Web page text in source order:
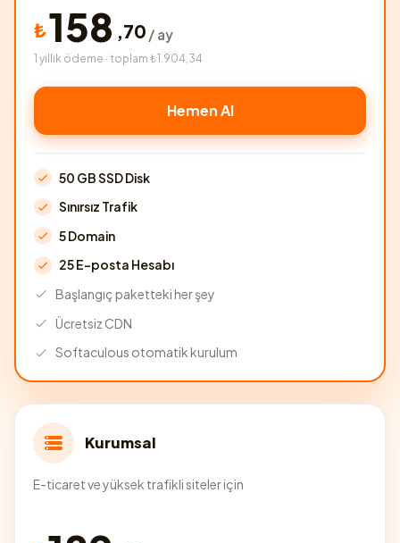
₺158 ,70 / ay
1 yıllık ödeme · toplam ₺1.904,34
Hemen Al
50 GB SSD Disk
Sınırsız Trafik
5 Domain
25 E-posta Hesabı
Başlangıç paketteki her şey
Ücretsiz CDN
Softaculous otomatik kurulum
Kurumsal
E-ticaret ve yüksek trafikli siteler için